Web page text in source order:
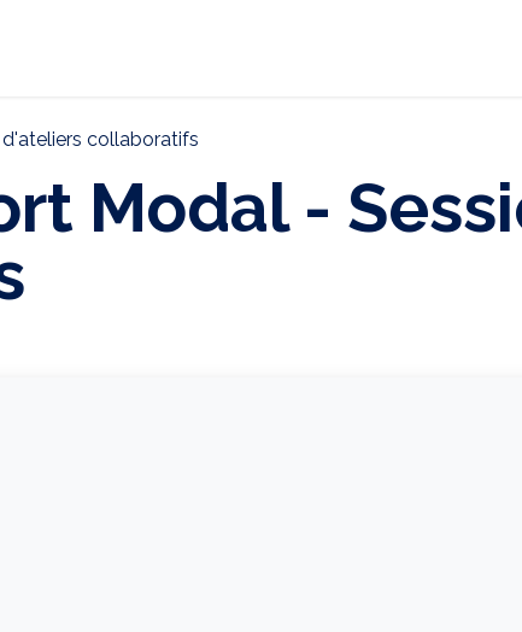
collaboratifs
Modal -